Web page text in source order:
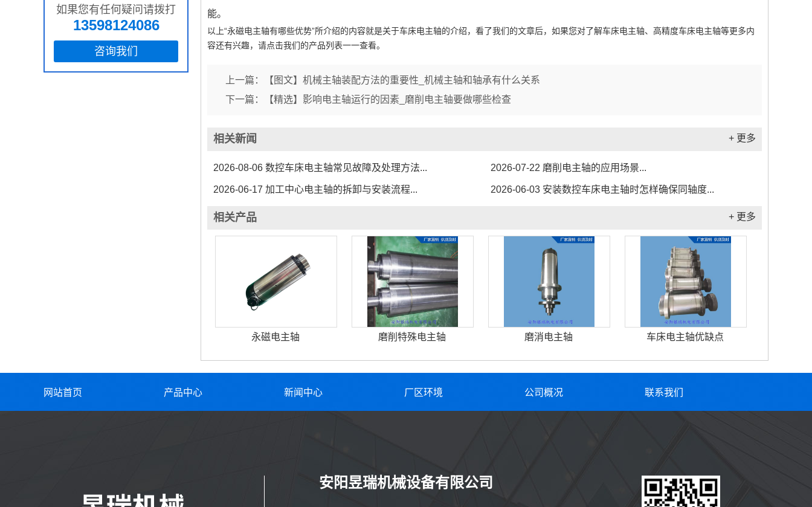
如果您有任何疑问请拨打
13598124086
咨询我们
能。
以上“永磁电主轴有哪些优势”所介绍的内容就是关于车床电主轴的介绍，看了我们的文章后，如果您对了解车床电主轴、高精度车床电主轴等更多内
容还有兴趣，请点击我们的产品列表一一查看。
上一篇：
【图文】机械主轴装配方法的重要性_机械主轴和轴承有什么关系
下一篇：
【精选】影响电主轴运行的因素_磨削电主轴要做哪些检查
相关新闻 + 更多
2026-08-06 数控车床电主轴常见故障及处理方法... 2026-07-22 磨削电主轴的应用场景...
2026-06-17 加工中心电主轴的拆卸与安装流程... 2026-06-03 安装数控车床电主轴时怎样确保同轴度...
相关产品 + 更多
永磁电主轴 磨削特殊电主轴 磨消电主轴 车床电主轴优缺点
网站首页 产品中心 新闻中心 厂区环境 公司概况 联系我们
安阳昱瑞机械设备有限公司